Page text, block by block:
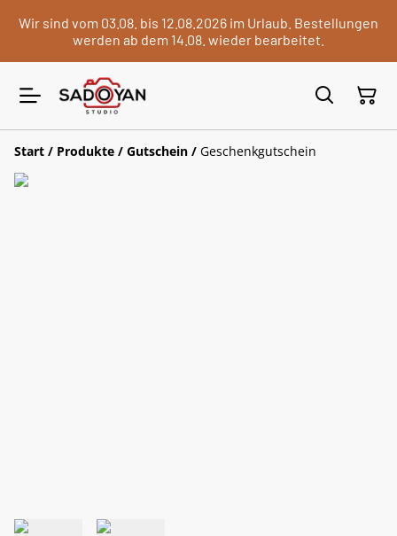
Wir sind vom 03.08. bis 12.08.2026 im Urlaub. Bestellungen
werden ab dem 14.08. wieder bearbeitet.
Start / Produkte / Gutschein / Geschenkgutschein